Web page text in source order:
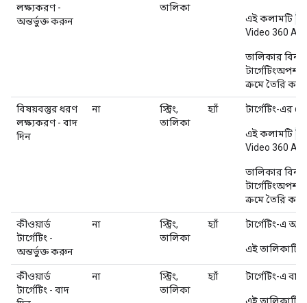
লক্ষ্যকরণ -
অন্তর্ভুক্ত করুন
তালিকা
এই কলামটি
Video 360 API
তালিকার
ক্রমে তৈরি করা
বিষয়বস্তুর ধরণ
লক্ষ্যকরণ - বাদ
দিন
না
স্ট্রিং,
তালিকা
হ্যাঁ টার্গেটিং-এর
এই কলামটি
Video 360 API
তালিকার
ক্রমে তৈরি করা
কীওয়ার্ড
টার্গেটিং -
অন্তর্ভুক্ত করুন
না
স্ট্রিং,
তালিকা
হ্যাঁ টার্গেটিং-এ
এই তালিকাটি
কীওয়ার্ড
টার্গেটিং - বাদ
না
স্ট্রিং,
তালিকা
হ্যাঁ টার্গেটিং-এ